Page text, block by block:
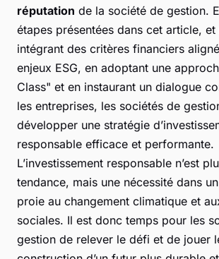
réputation de la société de gestion.
étapes présentées dans cet article,
intégrant des critères financiers
enjeux ESG, en adoptant une
Class" et en instaurant un dialogue
les entreprises, les sociétés de
développer une stratégie
responsable efficace et performante.
L’investissement responsable n’est
tendance, mais une nécessité dans
proie au changement climatique et
sociales. Il est donc temps pour les
gestion de relever le défi et de jouer